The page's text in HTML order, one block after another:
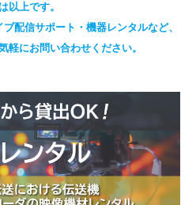
以上です。
配信サポート・機器レンタルなど、
軽にお問い合わせください。